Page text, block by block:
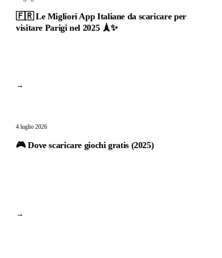
🇫🇷 Le Migliori App Italiane da scaricare per
visitare Parigi nel 2025 🗼✨
→
4 luglio 2026
🎮 Dove scaricare giochi gratis (2025)
→